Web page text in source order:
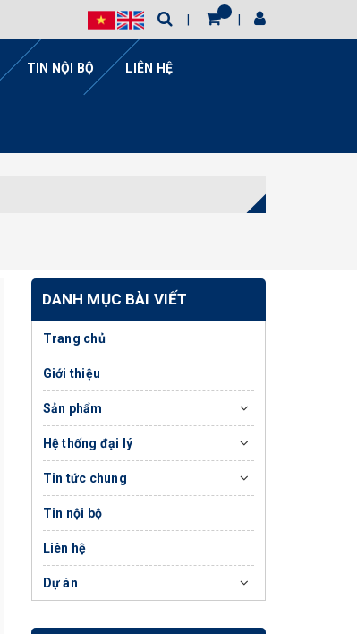
TIN NỘI BỘ LIÊN HỆ
DANH MỤC BÀI VIẾT
Trang chủ
Giới thiệu
Sản phẩm
Hệ thống đại lý
Tin tức chung
Tin nội bộ
Liên hệ
Dự án